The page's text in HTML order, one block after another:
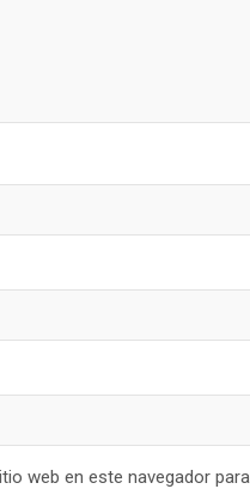
web en este navegador